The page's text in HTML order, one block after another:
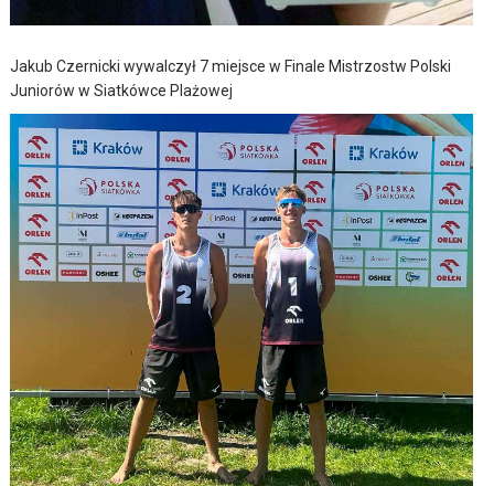
Jakub Czernicki wywalczył 7 miejsce w Finale Mistrzostw Polski
Juniorów w Siatkówce Plażowej